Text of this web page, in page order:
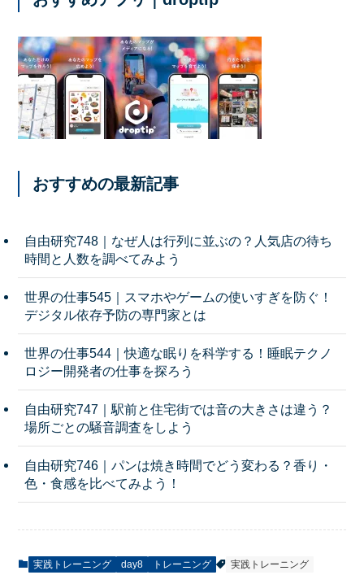
おすすめの最新記事
自由研究748｜なぜ人は行列に並ぶの？人気店の待ち
時間と人数を調べてみよう
世界の仕事545｜スマホやゲームの使いすぎを防ぐ！
デジタル依存予防の専門家とは
世界の仕事544｜快適な眠りを科学する！睡眠テクノ
ロジー開発者の仕事を探ろう
自由研究747｜駅前と住宅街では音の大きさは違う？
場所ごとの騒音調査をしよう
自由研究746｜パンは焼き時間でどう変わる？香り・
色・食感を比べてみよう！
実践トレーニング day8 トレーニング 実践トレーニング